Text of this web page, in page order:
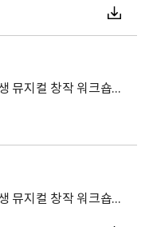
뮤지컬 창작 워크숍 최종
뮤지컬 창작 워크숍 1차